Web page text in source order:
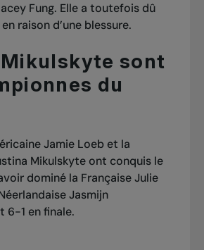
Fung. Elle a toutefois dû
raison d’une blessure.
sont
du
Jamie Loeb et la
Mikulskyte ont conquis le
dominé la Française Julie
Jasmijn
6-1 en finale.